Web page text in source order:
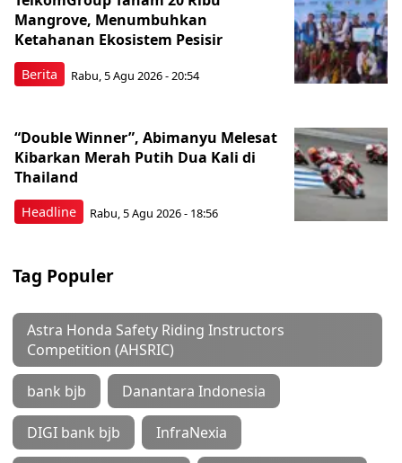
Berita
Mangrove, Menumbuhkan
Ketahanan Ekosistem Pesisir
Rabu, 5 Agu 2026 - 20:54
Headline
“Double Winner”, Abimanyu Melesat
Kibarkan Merah Putih Dua Kali di
Thailand
Rabu, 5 Agu 2026 - 18:56
Tag Populer
Astra Honda Safety Riding Instructors
Competition (AHSRIC)
bank bjb Danantara Indonesia
DIGI bank bjb InfraNexia